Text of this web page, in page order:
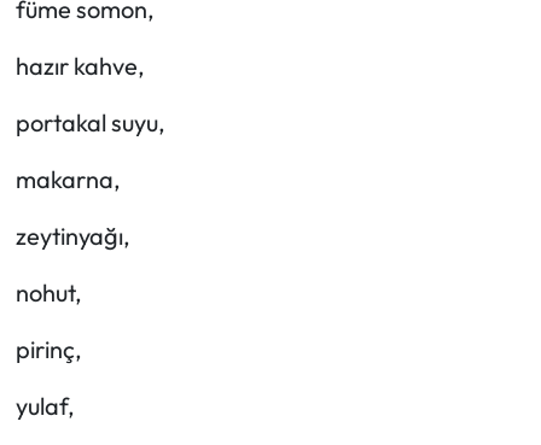
füme somon,
hazır kahve,
portakal suyu,
makarna,
zeytinyağı,
nohut,
pirinç,
yulaf,
Turizm
Uğurludağ Haberleri
Yaşam
Yayla Haber
Yemek Tarifleri